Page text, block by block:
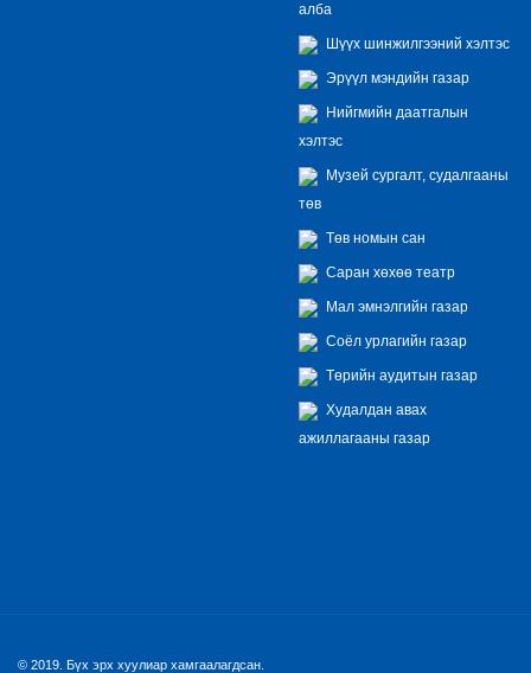
алба
Шүүх шинжилгээний хэлтэс
Эрүүл мэндийн газар
Нийгмийн даатгалын
хэлтэс
Музей сургалт, судалгааны
төв
Төв номын сан
Саран хөхөө театр
Мал эмнэлгийн газар
Соёл урлагийн газар
Төрийн аудитын газар
Худалдан авах
ажиллагааны газар
© 2019. Бүх эрх хуулиар хамгаалагдсан.